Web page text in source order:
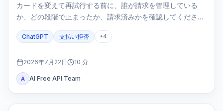
カードを変えて再試行する前に、誰が請求を管理している
か、どの段階で止まったか、請求済みかを確認してくださ
で安全に整理します。
ChatGPT 支払い拒否 +4
2026年7月22日 10 分
A AI Free API Team